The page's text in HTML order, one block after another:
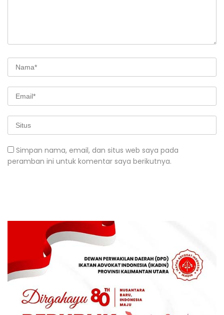
Simpan nama, email, dan situs web saya pada
peramban ini untuk komentar saya berikutnya.